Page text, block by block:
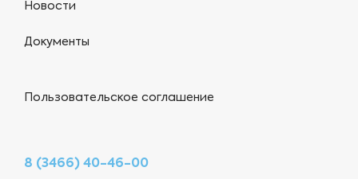
Новости
Документы
Пользовательское соглашение
8 (3466) 40-46-00